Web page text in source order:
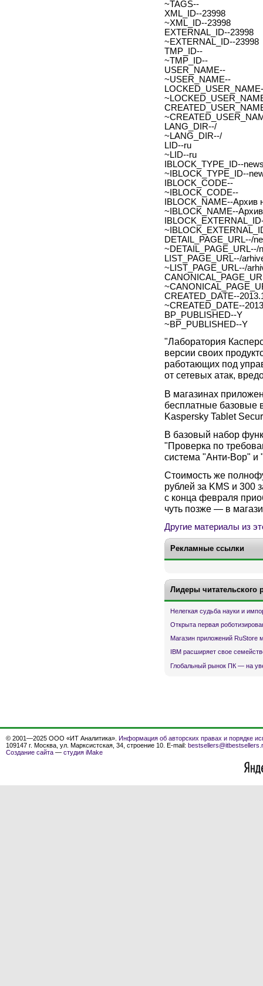
~TAGS--
XML_ID--23998
~XML_ID--23998
EXTERNAL_ID--23998
~EXTERNAL_ID--23998
TMP_ID--
~TMP_ID--
USER_NAME--
~USER_NAME--
LANG_DIR--/
~LANG_DIR--/
LID--ru
~LID--ru
IBLOCK_TYPE_ID--
~IBLOCK_TYPE_ID--
IBLOCK_CODE--
~IBLOCK_CODE--
IBLOCK_NAME--Архив
~IBLOCK_NAME--
DETAIL_PAGE_URL--/
~DETAIL_PAGE_URL--/
LIST_PAGE_URL--/
~LIST_PAGE_URL--/
CREATED_DATE--
~CREATED_DATE--
BP_PUBLISHED--Y
~BP_PUBLISHED--Y
"Лаборатория
версии своих
работающих под
от сетевых атак,
В магазинах
бесплатные базовые
Kaspersky Tablet
В базовый набор
"Проверка по
система "Анти-Вор" и
Стоимость же
рублей за KMS и 300
с конца февраля
чуть позже — в
Другие материалы из
Рекламные ссылки
Лидеры читательского
Нелегкая судьба науки и
Открыта первая
Магазин приложений RuStore
IBM расширяет свое
Глобальный рынок ПК — на
© 2001—2025 ООО «ИТ Аналитика». Информация об авторских правах и порядке
109147 г. Москва, ул. Марксистская, 34, строение 10. E-mail:
Создание сайта — студия iMake